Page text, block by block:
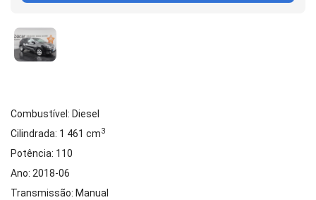
Combustível: Diesel
Cilindrada: 1 461 cm3
Potência: 110
Ano: 2018-06
Transmissão: Manual